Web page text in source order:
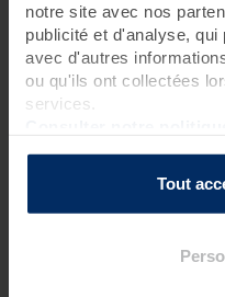
notre site avec nos
publicité et d'analyse,
avec d'autres
ou qu'ils ont collectées
services.
Tout
Valdys, groupe
Créateur de la thalasso
été fondé en 1899. Une
du corps et de l’esprit
depuis plus de 40 ans.
Meilleur prix garanti